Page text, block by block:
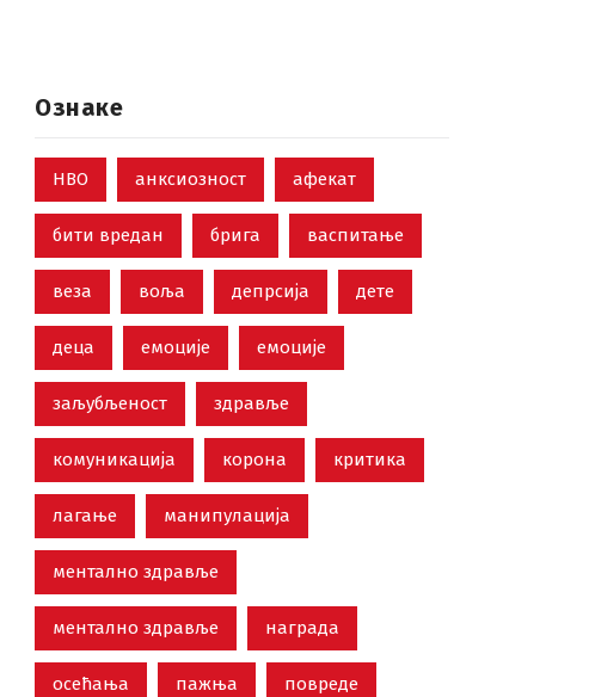
Ознаке
НВО анксиозност афекат
бити вредан брига васпитање
веза воља депрсија дете
деца емоције емоције
заљубљеност здравље
комуникација корона критика
лагање манипулација
ментално здравље
ментално здравље награда
осећања пажња повреде